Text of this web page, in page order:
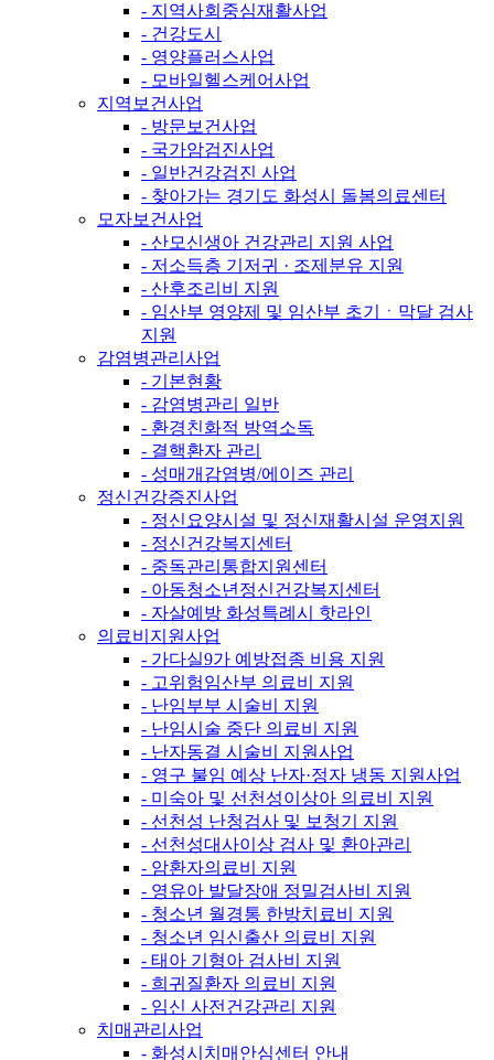
- 지역사회중심재활사업
- 건강도시
- 영양플러스사업
- 모바일헬스케어사업
지역보건사업
- 방문보건사업
- 국가암검진사업
- 일반건강검진 사업
- 찾아가는 경기도 화성시 돌봄의료센터
모자보건사업
- 산모신생아 건강관리 지원 사업
- 저소득층 기저귀 · 조제분유 지원
- 산후조리비 지원
- 임산부 영양제 및 임산부 초기ㆍ막달 검사
지원
감염병관리사업
- 기본현황
- 감염병관리 일반
- 환경친화적 방역소독
- 결핵환자 관리
- 성매개감염병/에이즈 관리
정신건강증진사업
- 정신요양시설 및 정신재활시설 운영지원
- 정신건강복지센터
- 중독관리통합지원센터
- 아동청소년정신건강복지센터
- 자살예방 화성특례시 핫라인
의료비지원사업
- 가다실9가 예방접종 비용 지원
- 고위험임산부 의료비 지원
- 난임부부 시술비 지원
- 난임시술 중단 의료비 지원
- 난자동결 시술비 지원사업
- 영구 불임 예상 난자·정자 냉동 지원사업
- 미숙아 및 선천성이상아 의료비 지원
- 선천성 난청검사 및 보청기 지원
- 선천성대사이상 검사 및 환아관리
- 암환자의료비 지원
- 영유아 발달장애 정밀검사비 지원
- 청소년 월경통 한방치료비 지원
- 청소년 임신출산 의료비 지원
- 태아 기형아 검사비 지원
- 희귀질환자 의료비 지원
- 임신 사전건강관리 지원
치매관리사업
- 화성시치매안심센터 안내